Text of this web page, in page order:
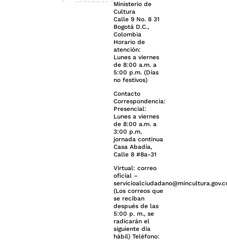
Ministerio de
Cultura
Calle 9 No. 8 31
Bogotá D.C.,
Colombia
Horario de
atención:
Lunes a viernes
de 8:00 a.m. a
5:00 p.m. (Días
no festivos)
Contacto
Correspondencia:
Presencial:
Lunes a viernes
de 8:00 a.m. a
3:00 p.m.
jornada continua
Casa Abadía,
Calle 8 #8a-31
Virtual: correo
oficial –
(Los correos que
se reciban
después de las
5:00 p. m., se
radicarán el
siguiente día
hábil) Teléfono: